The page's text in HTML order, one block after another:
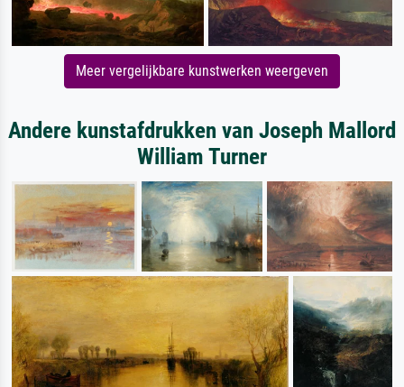
Meer vergelijkbare kunstwerken weergeven
Andere kunstafdrukken van Joseph Mallord
William Turner